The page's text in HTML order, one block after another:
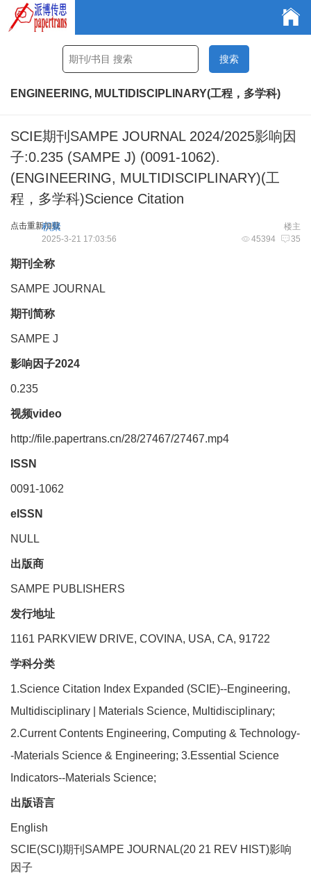
ENGINEERING, MULTIDISCIPLINARY(工程，多学科)
SCIE期刊SAMPE JOURNAL 2024/2025影响因
子:0.235 (SAMPE J) (0091-1062).
(ENGINEERING, MULTIDISCIPLINARY)(工
程，多学科)Science Citation
点击重新加载 楼主
积聚
45394 35
2025-3-21 17:03:56
期刊全称
SAMPE JOURNAL
期刊简称
SAMPE J
影响因子2024
0.235
视频video
http://file.papertrans.cn/28/27467/27467.mp4
ISSN
0091-1062
eISSN
NULL
出版商
SAMPE PUBLISHERS
发行地址
1161 PARKVIEW DRIVE, COVINA, USA, CA, 91722
学科分类
1.Science Citation Index Expanded (SCIE)--Engineering,
Multidisciplinary | Materials Science, Multidisciplinary;
2.Current Contents Engineering, Computing & Technology-
-Materials Science & Engineering; 3.Essential Science
Indicators--Materials Science;
出版语言
English
SCIE(SCI)期刊SAMPE JOURNAL(20 21 REV HIST)影响
因子